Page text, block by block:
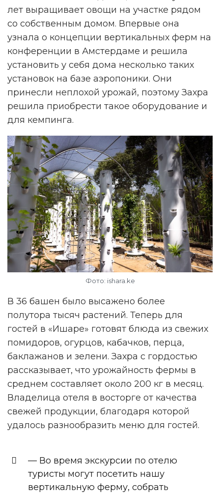
лет выращивает овощи на участке рядом
со собственным домом. Впервые она
узнала о концепции вертикальных ферм на
конференции в Амстердаме и решила
установить у себя дома несколько таких
установок на базе аэропоники. Они
принесли неплохой урожай, поэтому Захра
решила приобрести такое оборудование и
для кемпинга.
Фото: ishara.ke
В 36 башен было высажено более
полутора тысяч растений. Теперь для
гостей в «Ишаре» готовят блюда из свежих
помидоров, огурцов, кабачков, перца,
баклажанов и зелени. Захра с гордостью
рассказывает, что урожайность фермы в
среднем составляет около 200 кг в месяц.
Владелица отеля в восторге от качества
свежей продукции, благодаря которой
удалось разнообразить меню для гостей.
— Во время экскурсии по отелю
туристы могут посетить нашу
вертикальную ферму, собрать